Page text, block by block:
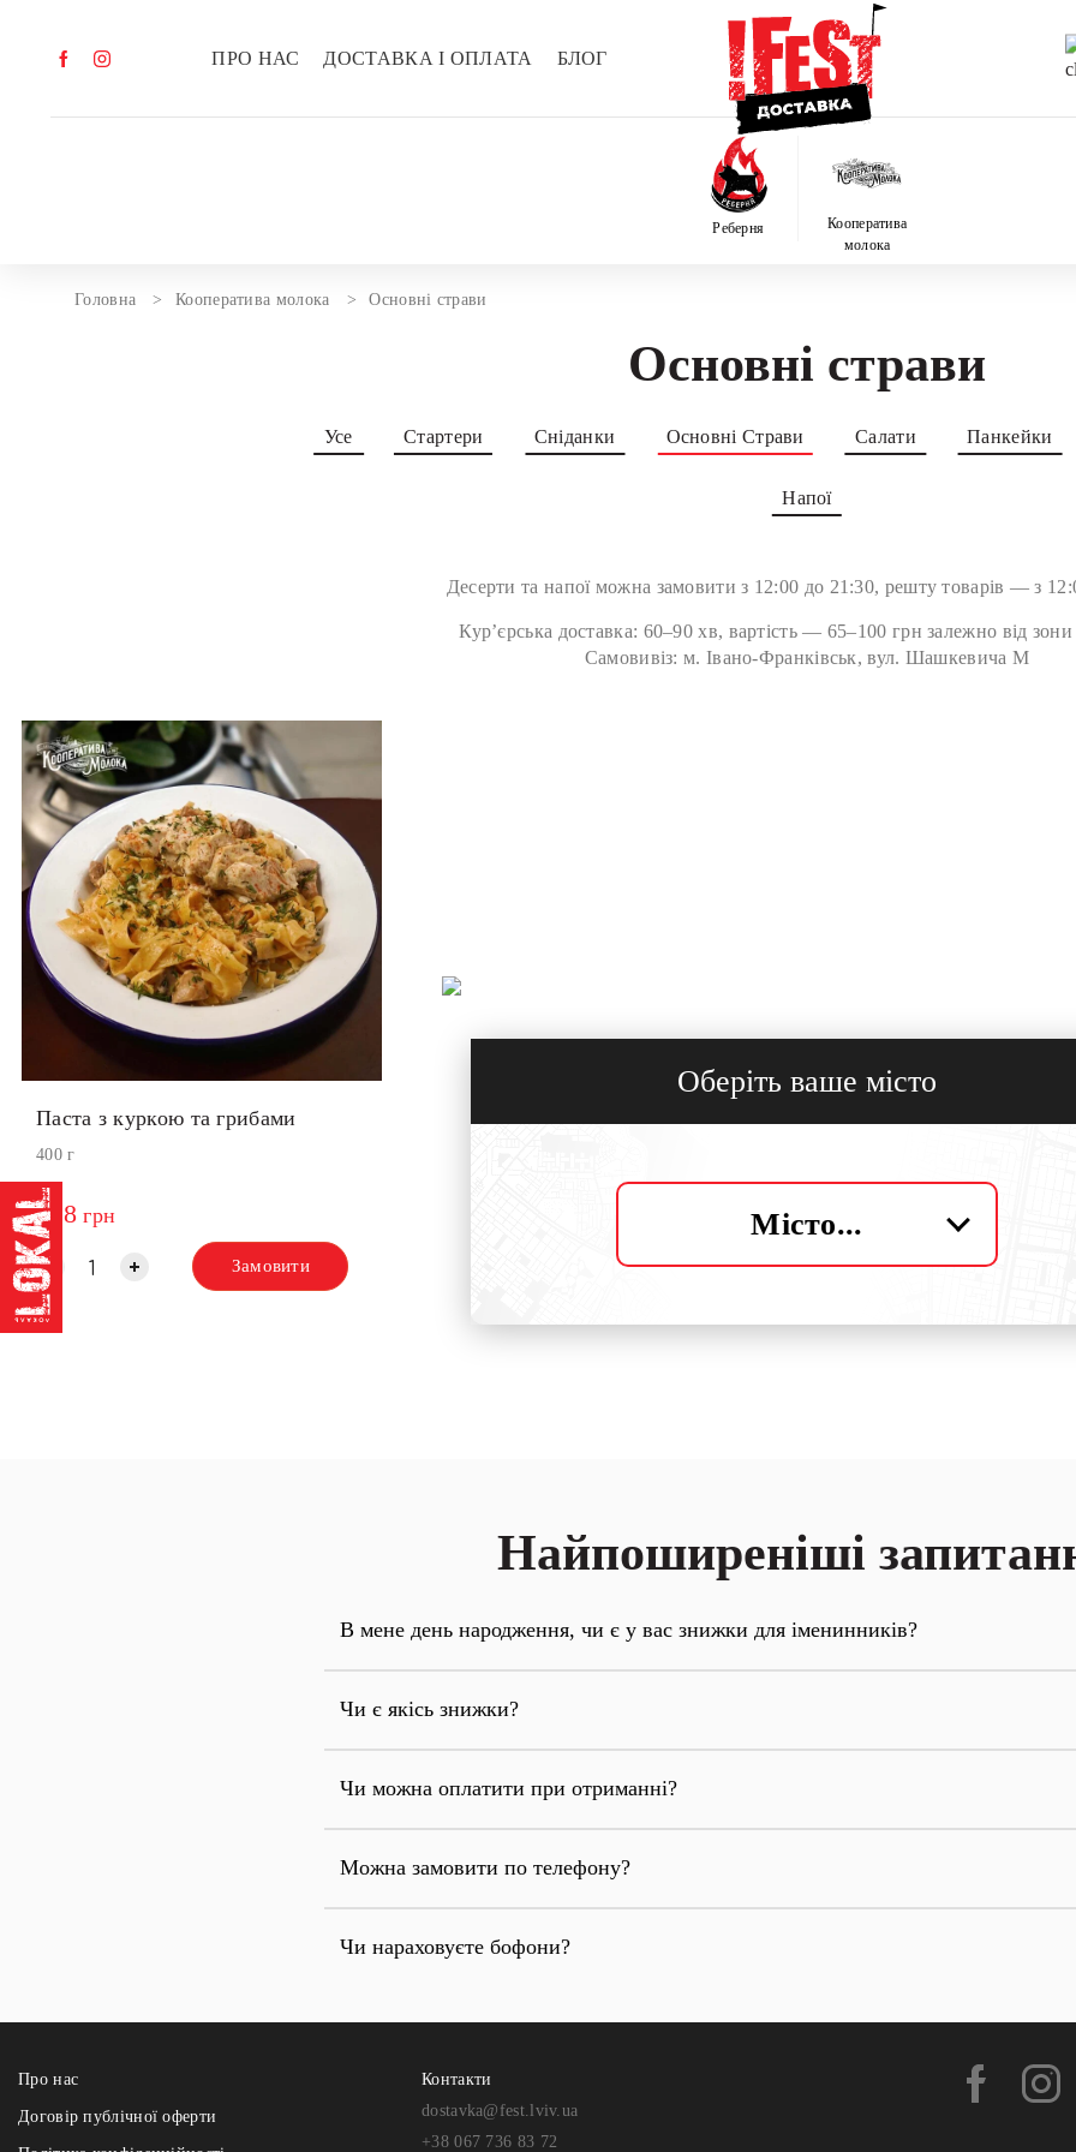
ПРО НАС ДОСТАВКА І ОПЛАТА БЛОГ
Реберня
Кооператива
молока
Головна Кооператива молока Основні страви
Основні страви
Усе Стартери Сніданки Основні Страви Салати Панкейки
Напої
Десерти та напої можна замовити з 12:00 до 21:30, решту товарів — з
Курʼєрська доставка: 60–90 хв, вартість — 65–100 грн залежно від
Самовивіз: м. Івано-Франківськ, вул. Шашкевича М
Паста з куркою та грибами
400 г
308 грн
Замовити
Найпоширеніші
В мене день народження, чи є у вас знижки для іменинників?
Чи є якісь знижки?
Чи можна оплатити при отриманні?
Можна замовити по телефону?
Чи нараховуєте бофони?
Про нас
Договір публічної оферти
Контакти
dostavka@fest.lviv.ua
+38 067 736 83 72
Оберіть ваше місто
Місто...